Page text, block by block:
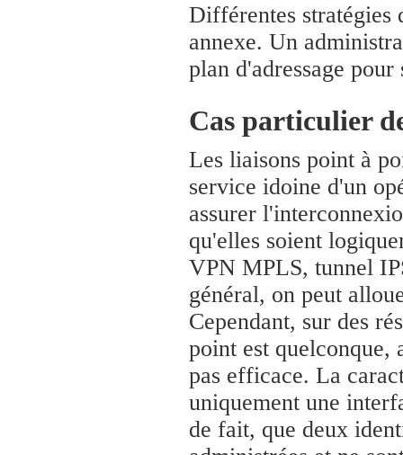
Différentes stratégies
annexe. Un
plan d'adressage pour
Cas particulier
Les liaisons point à
service idoine d'un
assurer
qu'elles soient
VPN MPLS, tunnel
général, on peut
Cependant, sur des
point est quelconque,
pas efficace. La
uniquement une
de fait, que deux